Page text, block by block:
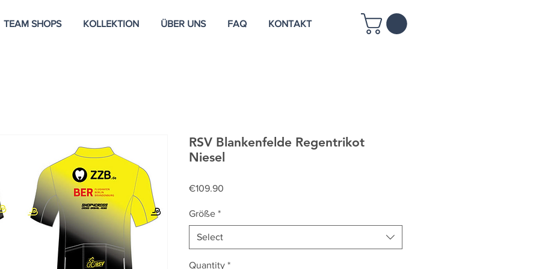
TEAM SHOPS KOLLEKTION ÜBER UNS FAQ KONTAKT
RSV Blankenfelde Regentrikot
Niesel
€109.90
Größe *
Select
Quantity *